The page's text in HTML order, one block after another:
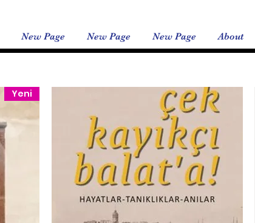
New Page New Page New Page About
Yeni